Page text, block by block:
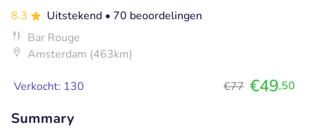
8.3 Uitstekend • 70 beoordelingen
Bar Rouge
Amsterdam (463km)
Verkocht: 130 €77 €49,50
Summary